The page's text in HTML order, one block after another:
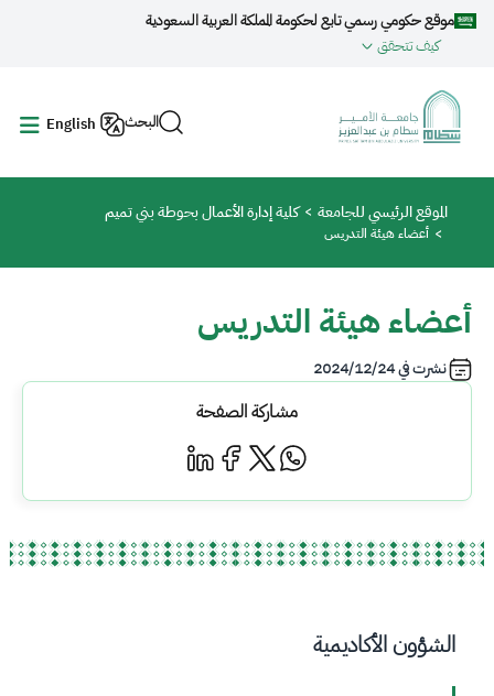
تجاوز إلى المحتوى الرئيسي
موقع حكومي رسمي تابع لحكومة المملكة العربية السعودية
كيف تتحقق
البحث English
مسار التنقل
الموقع الرئيسي للجامعة كلية إدارة الأعمال بحوطة بني تميم
أعضاء هيئة التدريس
أعضاء هيئة التدريس
نشرت في2024/12/24
مشاركة الصفحة
الشؤون الأكاديمية